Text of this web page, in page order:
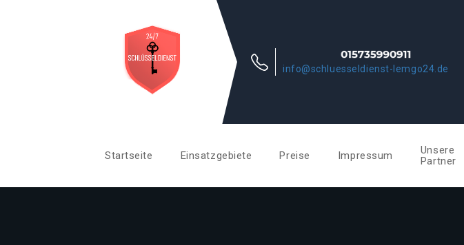
info@schluesseldienst-lemgo24.de
Startseite Einsatzgebiete Preise Impressum
Unsere
Partner